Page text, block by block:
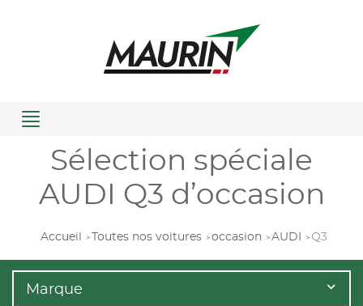
Menu
Sélection spéciale
AUDI Q3 d’occasion
Accueil Toutes nos voitures occasion AUDI Q3
Marque